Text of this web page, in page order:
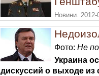
Новини.
Фото: Не
Украина
дискуссий о выходе